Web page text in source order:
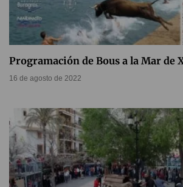
Programación de Bous a la Mar de
16 de agosto de 2022